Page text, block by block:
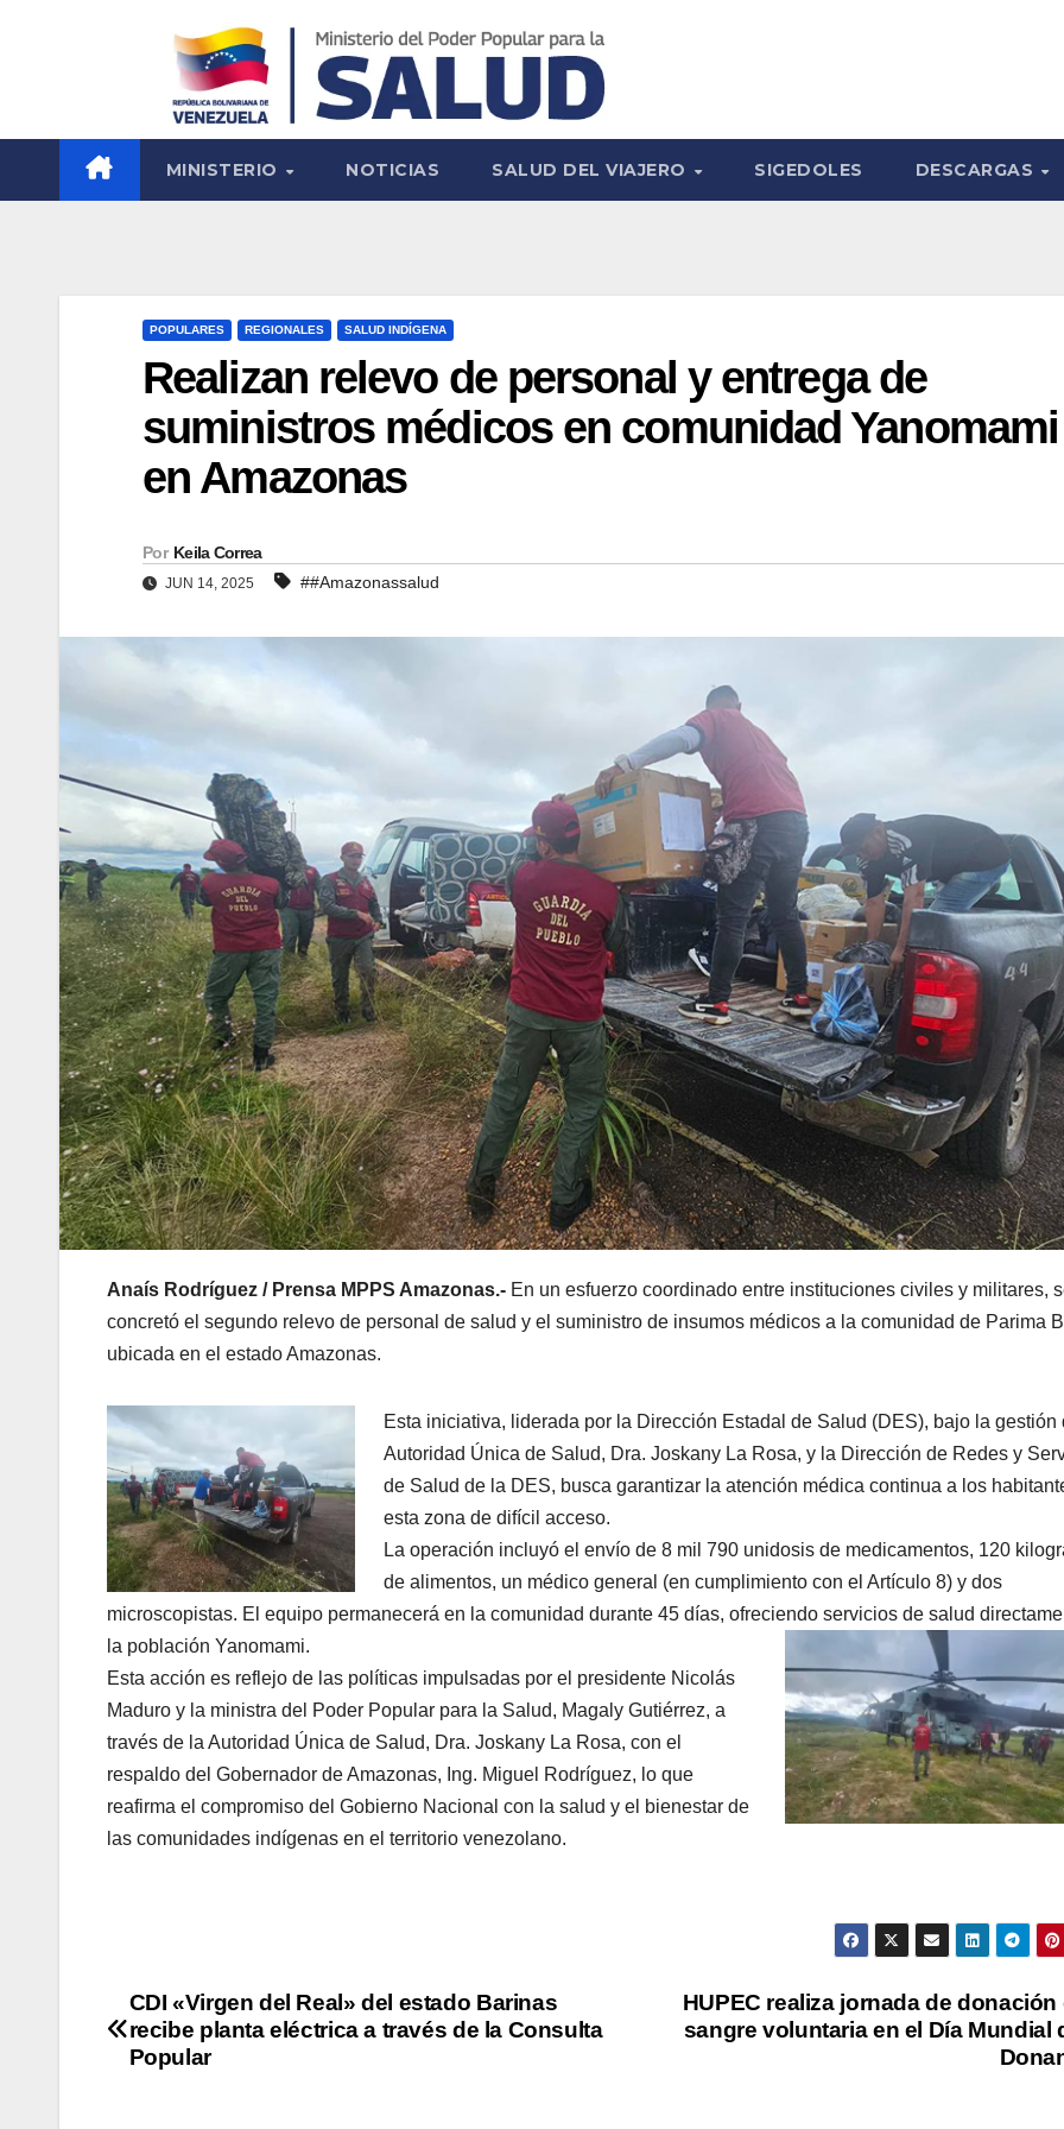
MINISTERIO NOTICIAS SALUD DEL VIAJERO SIGEDOLES DESCARGAS
POPULARES REGIONALES SALUD INDÍGENA
Realizan relevo de personal y entrega de
suministros médicos en comunidad Yanomami
en Amazonas
Por Keila Correa
JUN 14, 2025 ##Amazonassalud
Anaís Rodríguez / Prensa MPPS Amazonas.- En un esfuerzo coordinado entre instituciones civiles y militares,
concretó el segundo relevo de personal de salud y el suministro de insumos médicos a la comunidad de Parima
ubicada en el estado Amazonas.
Esta iniciativa, liderada por la Dirección Estadal de Salud (DES), bajo la gestión
Autoridad Única de Salud, Dra. Joskany La Rosa, y la Dirección de Redes y
de Salud de la DES, busca garantizar la atención médica continua a los
esta zona de difícil acceso.
La operación incluyó el envío de 8 mil 790 unidosis de medicamentos, 120
de alimentos, un médico general (en cumplimiento con el Artículo 8) y dos
microscopistas. El equipo permanecerá en la comunidad durante 45 días, ofreciendo servicios de salud
la población Yanomami.
Esta acción es reflejo de las políticas impulsadas por el presidente Nicolás
Maduro y la ministra del Poder Popular para la Salud, Magaly Gutiérrez, a
través de la Autoridad Única de Salud, Dra. Joskany La Rosa, con el
respaldo del Gobernador de Amazonas, Ing. Miguel Rodríguez, lo que
reafirma el compromiso del Gobierno Nacional con la salud y el bienestar de
las comunidades indígenas en el territorio venezolano.
HUPEC realiza jornada de donación
sangre voluntaria en el Día Mundial
CDI «Virgen del Real» del estado Barinas
recibe planta eléctrica a través de la Consulta
Popular